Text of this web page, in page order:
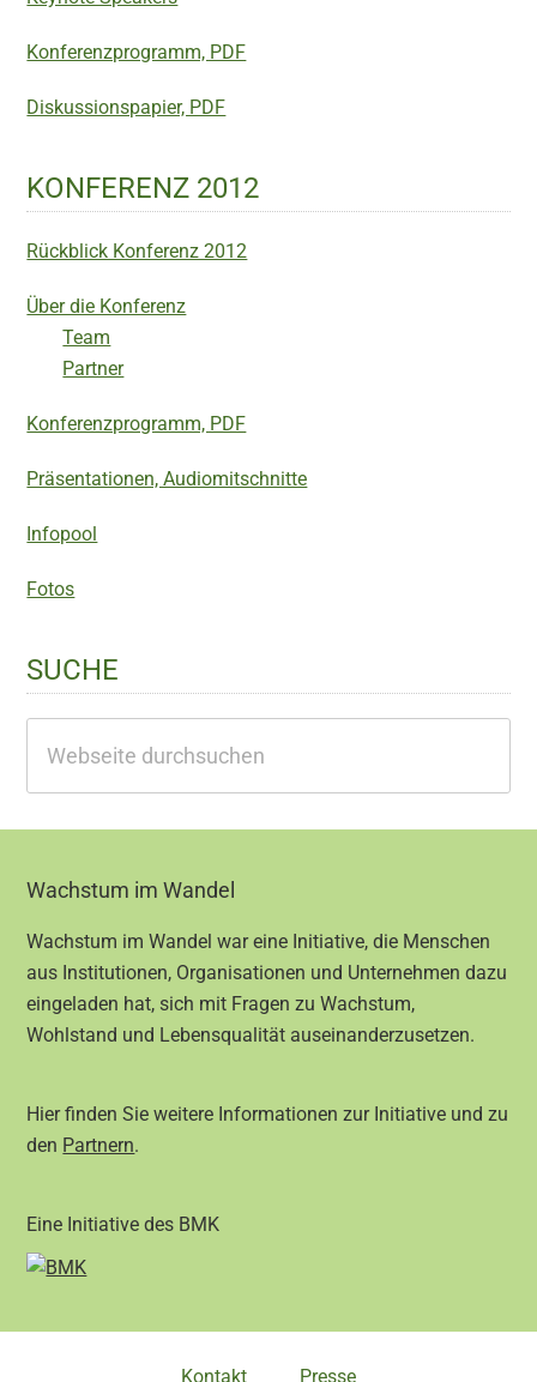
Konferenzprogramm, PDF
Diskussionspapier, PDF
KONFERENZ 2012
Rückblick Konferenz 2012
Über die Konferenz
Team
Partner
Konferenzprogramm, PDF
Präsentationen, Audiomitschnitte
Infopool
Fotos
SUCHE
durchsuchen
Footer
Wachstum im Wandel
Wachstum im Wandel war eine Initiative, die Menschen
aus Institutionen, Organisationen und Unternehmen dazu
eingeladen hat, sich mit Fragen zu Wachstum,
Wohlstand und Lebensqualität auseinanderzusetzen.
Hier finden Sie weitere Informationen zur Initiative und zu
den Partnern.
Eine Initiative des BMK
Kontakt Presse